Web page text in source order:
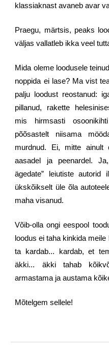
klassiaknast avaneb avar
Praegu, märtsis, peaks
väljas vallatleb ikka veel
Mida oleme loodusele
noppida ei lase? Ma vist
palju loodust reostanud:
pillanud, rakette
mis hirmsasti
põõsastelt niisama
murdnud. Ei, mitte ainult
aasadel ja peenardel.
ägedate” leiutiste autorid
ükskõikselt üle õla
maha visanud.
Võib-olla ongi eespool
loodus ei taha kinkida
ta kardab... kardab, et
äkki... äkki tahab
armastama ja austama
Mõtelgem sellele!